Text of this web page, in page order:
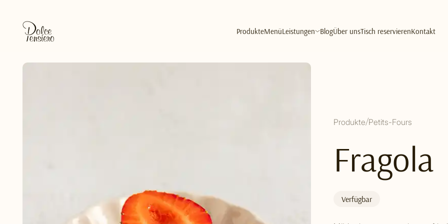
ProdukteMenüLeistungen BlogÜber unsTisch reservierenKontakt
Produkte Petits-Fours
Fragola
Verfügbar